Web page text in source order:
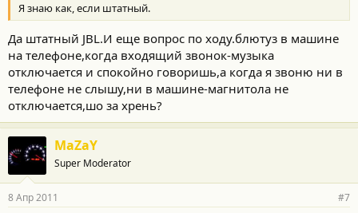
Я знаю как, если штатный.
Да штатный JBL.И еще вопрос по ходу.блютуз в машине
на телефоне,когда входящий звонок-музыка
отключается и спокойно говоришь,а когда я звоню ни в
телефоне не слышу,ни в машине-магнитола не
отключается,шо за хрень?
MaZaY
Super Moderator
8 Апр 2011 #7